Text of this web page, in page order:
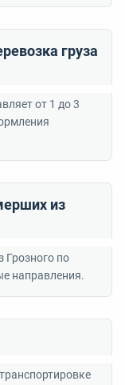
груза
от 1 до 3
из
Грозного по
направления.